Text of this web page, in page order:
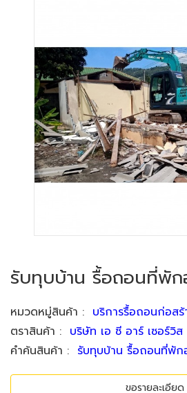
รับทุบบ้าน รื้อถอนที่พัก
หมวดหมู่สินค้า : บริการรื้อถอนก่อสร้
ตราสินค้า : บริษัท เอ ซี อาร์ เซอร์วิ
คำค้นสินค้า : รับทุบบ้าน รื้อถอนที่พัก
ขอรายละเอียด